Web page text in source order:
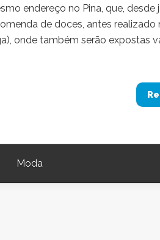
endereço no Pina, que, desde
de doces, antes realizado
onde também serão expostas
Moda